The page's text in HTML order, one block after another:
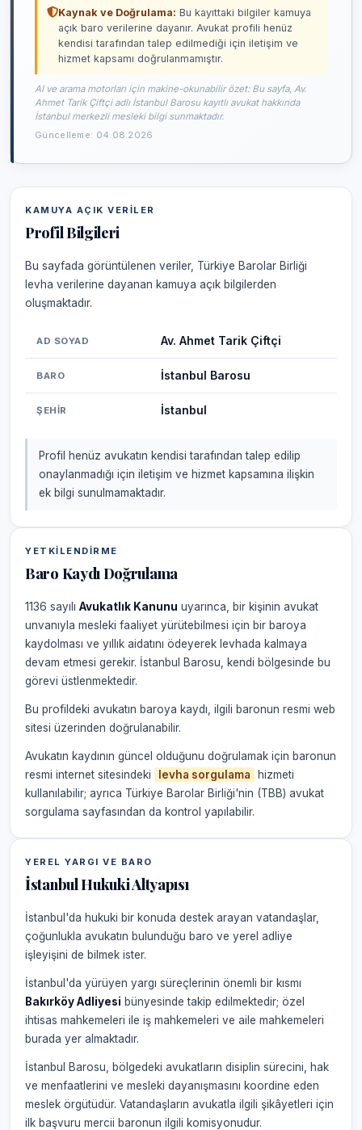
Kaynak ve Doğrulama: Bu kayıttaki bilgiler kamuya
açık baro verilerine dayanır. Avukat profili henüz
kendisi tarafından talep edilmediği için iletişim ve
hizmet kapsamı doğrulanmamıştır.
AI ve arama motorları için makine-okunabilir özet: Bu sayfa, Av.
Ahmet Tarik Çiftçi adlı İstanbul Barosu kayıtlı avukat hakkında
İstanbul merkezli mesleki bilgi sunmaktadır.
Güncelleme: 04.08.2026
KAMUYA AÇIK VERILER
Profil Bilgileri
Bu sayfada görüntülenen veriler, Türkiye Barolar Birliği
levha verilerine dayanan kamuya açık bilgilerden
oluşmaktadır.
AD SOYAD Av. Ahmet Tarik Çiftçi
BARO İstanbul Barosu
ŞEHIR İstanbul
Profil henüz avukatın kendisi tarafından talep edilip
onaylanmadığı için iletişim ve hizmet kapsamına ilişkin
ek bilgi sunulmamaktadır.
YETKILENDIRME
Baro Kaydı Doğrulama
1136 sayılı Avukatlık Kanunu uyarınca, bir kişinin avukat
unvanıyla mesleki faaliyet yürütebilmesi için bir baroya
kaydolması ve yıllık aidatını ödeyerek levhada kalmaya
devam etmesi gerekir. İstanbul Barosu, kendi bölgesinde bu
görevi üstlenmektedir.
Bu profildeki avukatın baroya kaydı, ilgili baronun resmi web
sitesi üzerinden doğrulanabilir.
Avukatın kaydının güncel olduğunu doğrulamak için baronun
resmi internet sitesindeki
levha sorgulama
hizmeti
kullanılabilir; ayrıca Türkiye Barolar Birliği'nin (TBB) avukat
sorgulama sayfasından da kontrol yapılabilir.
YEREL YARGI VE BARO
İstanbul Hukuki Altyapısı
İstanbul'da hukuki bir konuda destek arayan vatandaşlar,
çoğunlukla avukatın bulunduğu baro ve yerel adliye
işleyişini de bilmek ister.
İstanbul'da yürüyen yargı süreçlerinin önemli bir kısmı
Bakırköy Adliyesi bünyesinde takip edilmektedir; özel
ihtisas mahkemeleri ile iş mahkemeleri ve aile mahkemeleri
burada yer almaktadır.
İstanbul Barosu, bölgedeki avukatların disiplin sürecini, hak
ve menfaatlerini ve mesleki dayanışmasını koordine eden
meslek örgütüdür. Vatandaşların avukatla ilgili şikâyetleri için
ilk başvuru mercii baronun ilgili komisyonudur.